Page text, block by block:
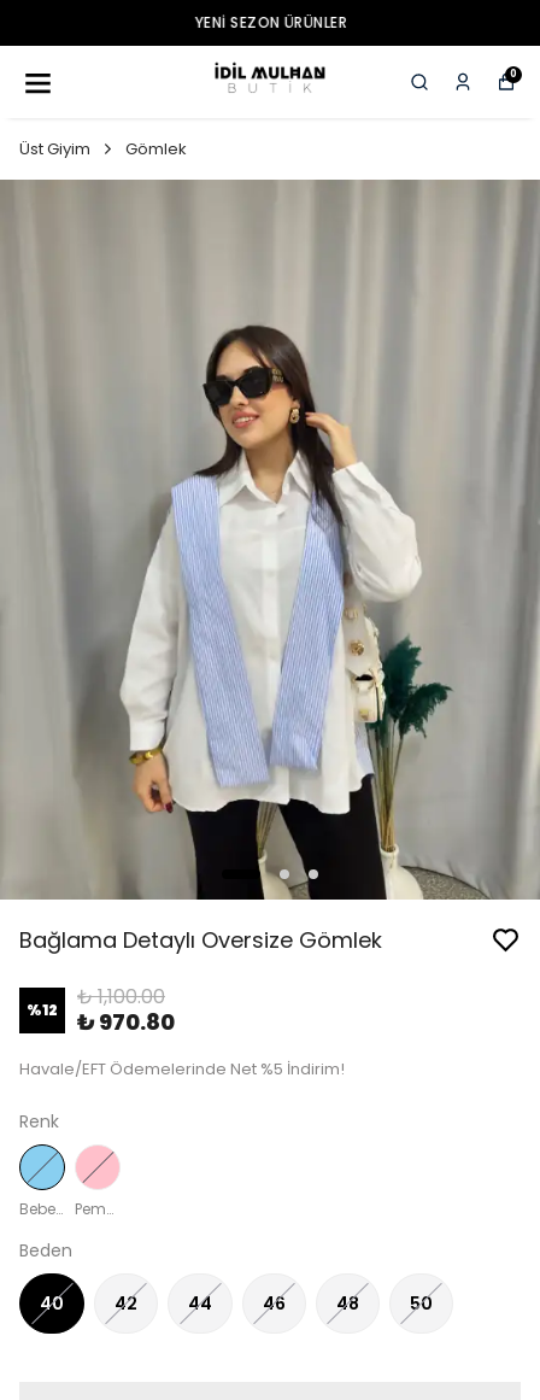
YENI SEZON ÜRÜNLER
0
Üst Giyim Gömlek
Bağlama Detaylı Oversize Gömlek
%12 ₺ 1,100.00
₺ 970.80
Havale/EFT Ödemelerinde Net %5 İndirim!
Renk
Bebe Mavisi Pembe
Beden
40 42 44 46 48 50